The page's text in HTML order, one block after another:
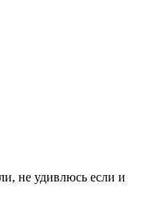
не удивлюсь если и